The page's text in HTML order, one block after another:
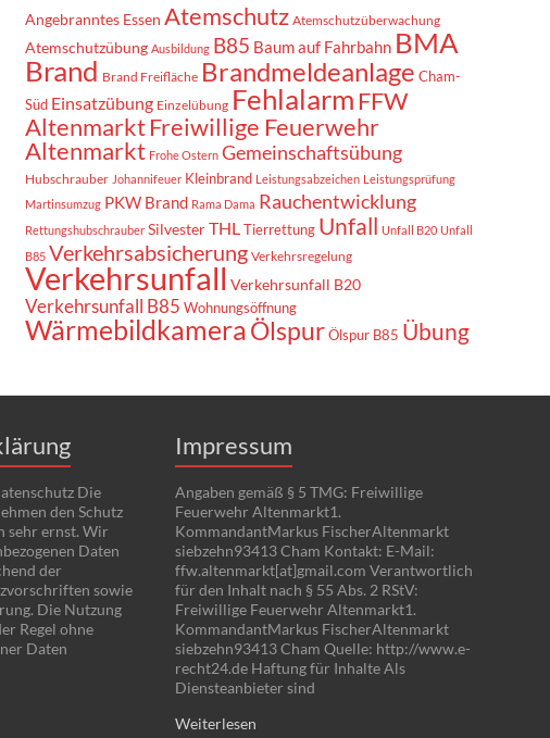
Angebranntes Essen Atemschutz Atemschutzüberwachung
Atemschutzübung Ausbildung B85 Baum auf Fahrbahn BMA
Brand Brand Freifläche Brandmeldeanlage Cham-
Süd Einsatzübung Einzelübung Fehlalarm FFW
AltenmarktFreiwillige Feuerwehr
Altenmarkt Frohe Ostern Gemeinschaftsübung
Hubschrauber Johannifeuer Kleinbrand Leistungsabzeichen Leistungsprüfung
Martinsumzug PKW Brand Rama Dama Rauchentwicklung
Rettungshubschrauber SilvesterTHLTierrettung Unfall Unfall B20 Unfall
B85 Verkehrsabsicherung Verkehrsregelung
Verkehrsunfall Verkehrsunfall B20
Verkehrsunfall B85 Wohnungsöffnung
WärmebildkameraÖlspurÖlspur B85 Übung
Die
den Schutz
sehr ernst. Wir
Daten
der
sowie
Die Nutzung
Regel ohne
Daten
Impressum
Angaben gemäß § 5 TMG: Freiwillige
Feuerwehr Altenmarkt1.
KommandantMarkus FischerAltenmarkt
siebzehn93413 Cham Kontakt: E-Mail:
ffw.altenmarkt[at]gmail.com Verantwortlich
für den Inhalt nach § 55 Abs. 2 RStV:
Freiwillige Feuerwehr Altenmarkt1.
KommandantMarkus FischerAltenmarkt
siebzehn93413 Cham Quelle: http://www.e-
recht24.de Haftung für Inhalte Als
Diensteanbieter sind
Weiterlesen